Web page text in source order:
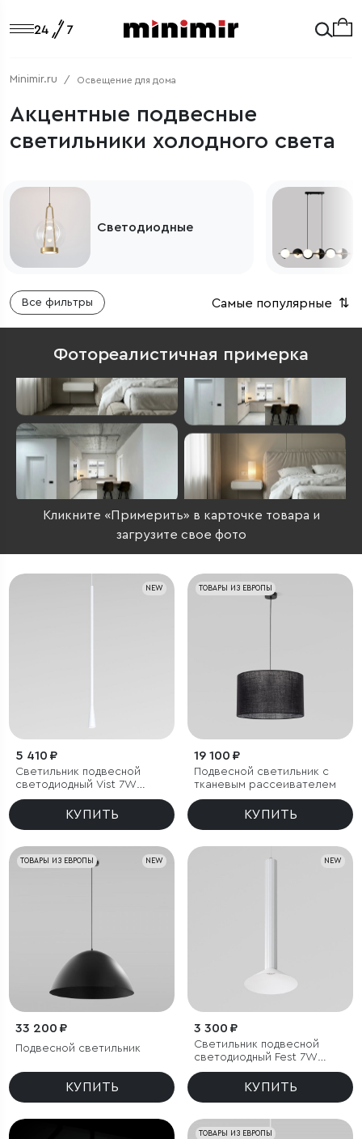
Minimir.ru Освещение для дома
Акцентные подвесные
светильники холодного света
светильники для кухни
Все фильтры Самые популярные ⇅
Фотореалистичная примерка
Кликните «Примерить» в карточке товара и
загрузите свое фото
NEW
5 410 ₽
Светильник подвесной
светодиодный Vist 7W
4000K белый
КУПИТЬ
ТОВАРЫ ИЗ ЕВРОПЫ
19 100 ₽
Подвесной светильник с
тканевым рассеивателем
КУПИТЬ
NEW
ТОВАРЫ ИЗ ЕВРОПЫ
33 200 ₽
Подвесной светильник
КУПИТЬ
NEW
3 300 ₽
Светильник подвесной
светодиодный Fest 7W
4000 K белый
КУПИТЬ
ТОВАРЫ ИЗ ЕВРОПЫ